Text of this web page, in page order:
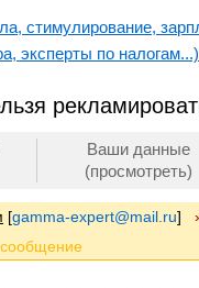
стимулирование,
эксперты по налогам...)
Ваши данные
(просмотреть)
[gamma-expert@mail.ru]